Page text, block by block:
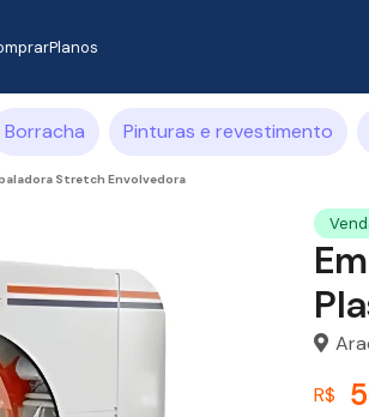
Planos
Borracha Pinturas e revestimento
Stretch Envolvedora
R$